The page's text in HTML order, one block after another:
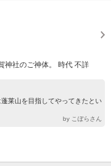
神社のご神体。 時代 不詳
莱山を目指してやってきたとい
by こぼらさん